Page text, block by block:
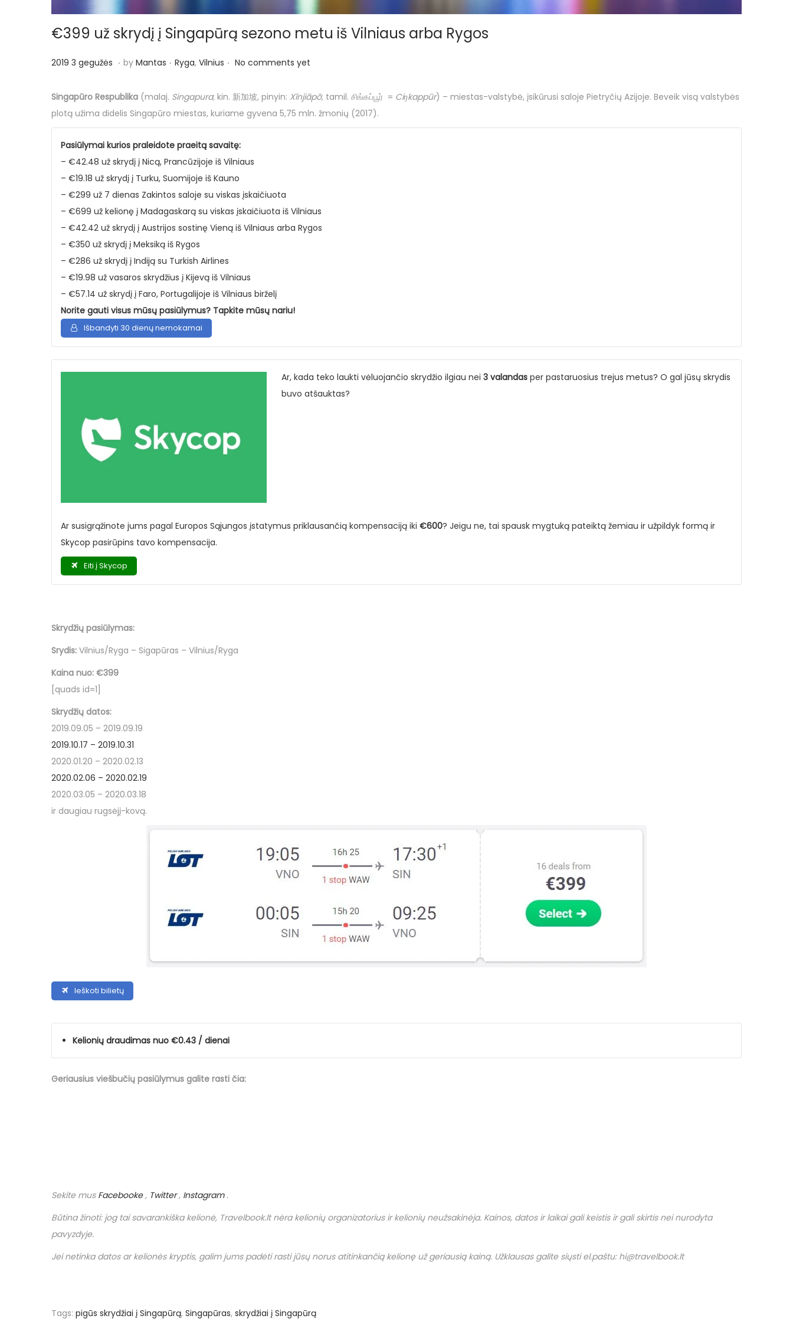
€399 už skrydį į Singapūrą sezono metu iš Vilniaus arba Rygos
P
s
t
e
2019 3 gegužės 2
1
9
3
g
e
g
u
ž
ė
s
. by Mantas . P
s
t
e
d
i
n
Ryga, Vilnius . No comments yet
Singapūro Respublika (malaj. Singapura; kin. 新加坡, pinyin: Xīnjiāpō; tamil. சிங்கப்பூர் = Ciŋkappūr) – miestas-valstybė, įsikūrusi saloje Pietryčių Azijoje. Beveik visą valstybės
plotą užima didelis Singapūro miestas, kuriame gyvena 5,75 mln. žmonių (2017).
Pasiūlymai kurios praleidote praeitą savaitę:
– €42.48 už skrydį į Nicą, Prancūzijoje iš Vilniaus
– €19.18 už skrydį į Turku, Suomijoje iš Kauno
– €299 už 7 dienas Zakintos saloje su viskas įskaičiuota
– €699 už kelionę į Madagaskarą su viskas įskaičiuota iš Vilniaus
– €42.42 už skrydį į Austrijos sostinę Vieną iš Vilniaus arba Rygos
– €350 už skrydį į Meksiką iš Rygos
– €286 už skrydį į Indiją su Turkish Airlines
– €19.98 už vasaros skrydžius į Kijevą iš Vilniaus
– €57.14 už skrydį į Faro, Portugalijoje iš Vilniaus birželį
Norite gauti visus mūsų pasiūlymus? Tapkite mūsų nariu!
Išbandyti 30 dienų nemokamai
Ar, kada teko laukti vėluojančio skrydžio ilgiau nei 3 valandasper pastaruosius trejus metus? O gal jūsų skrydis
buvo atšauktas?
Ar susigrąžinote jums pagal Europos Sąjungos įstatymus priklausančią kompensaciją iki €600? Jeigu ne, tai spausk mygtuką pateiktą žemiau ir užpildyk formą ir
Skycop pasirūpins tavo kompensacija.
Eiti į Skycop
Skrydžių pasiūlymas:
Srydis: Vilnius/Ryga – Sigapūras – Vilnius/Ryga
Kaina nuo: €399
[quads id=1]
Skrydžių datos:
2019.09.05 – 2019.09.19
2019.10.17 – 2019.10.31
2020.01.20 – 2020.02.13
2020.02.06 – 2020.02.19
2020.03.05 – 2020.03.18
ir daugiau rugsėjį-kovą.
Ieškoti bilietų
Kelionių draudimas nuo €0.43 / dienai
Geriausius viešbučių pasiūlymus galite rasti čia:
Sekite mus Facebooke, Twitter, Instagram.
Būtina žinoti: jog tai savarankiška kelionė, Travelbook.ltnėra kelionių organizatorius ir kelionių neužsakinėja. Kainos, datos ir laikai gali keistis ir gali skirtis nei nurodyta
pavyzdyje.
Jei netinka datos ar kelionės kryptis, galim jums padėti rasti jūsų norus atitinkančią kelionę už geriausią kainą. Užklausas galite siųsti el.paštu: hi@travelbook.lt
Tags: pigūs skrydžiai į Singapūrą, Singapūras, skrydžiai į Singapūrą